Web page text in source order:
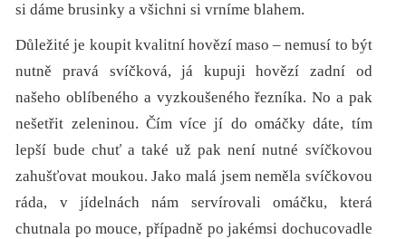
si dáme brusinky a všichni si vrníme blahem.
Důležité je koupit kvalitní hovězí maso – nemusí to být
nutně pravá svíčková, já kupuji hovězí zadní od
našeho oblíbeného a vyzkoušeného řezníka. No a pak
nešetřit zeleninou. Čím více jí do omáčky dáte, tím
lepší bude chuť a také už pak není nutné svíčkovou
zahušťovat moukou. Jako malá jsem neměla svíčkovou
ráda, v jídelnách nám servírovali omáčku, která
chutnala po mouce, případně po jakémsi dochucovadle